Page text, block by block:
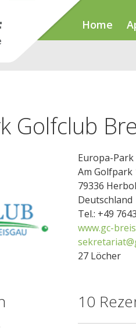
Home
Golfclub
Europa-
Am Golfpark
79336
Deutschland
Tel.: +49
www.gc-
27 Löcher
10